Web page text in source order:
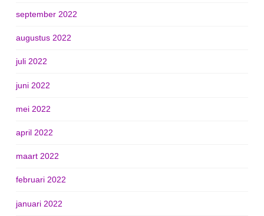
september 2022
augustus 2022
juli 2022
juni 2022
mei 2022
april 2022
maart 2022
februari 2022
januari 2022